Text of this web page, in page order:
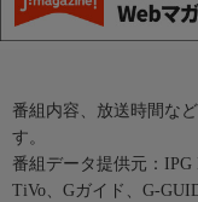
番組内容、放送時間な
す。
番組データ提供元：IPG
TiVo、Gガイド、G-